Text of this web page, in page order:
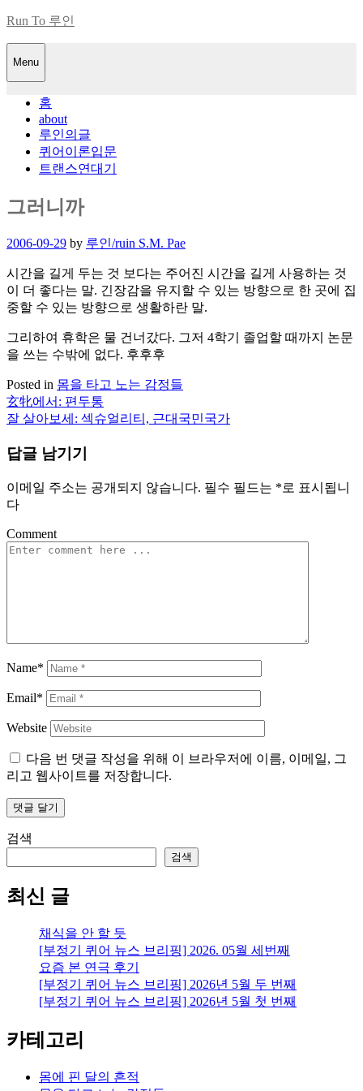
Skip
content
Run To 루인
Menu
홈
about
루인의글
퀴어이론입문
트랜스연대기
그러니까
Posted
2006-09-29 by 루인/ruin S.M. Pae
시간을 길게 두는 것 보다는 주어진 시간을 길게 사용하는 것
이 더 좋다는 말. 긴장감을 유지할 수 있는 방향으로 한 곳에 집
중할 수 있는 방향으로 생활하란 말.
그리하여 휴학은 물 건너갔다. 그저 4학기 졸업할 때까지 논문
을 쓰는 수밖에 없다. 후후후
Posted in 몸을 타고 노는 감정들
글
색
玄牝에서: 편두통
잘 살아보세: 섹슈얼리티, 근대국민국가
답글 남기기
이메일 주소는 공개되지 않습니다. 필수 필드는 *로 표시됩니
다
Comment
Name*
Email*
Website
다음 번 댓글 작성을 위해 이 브라우저에 이름, 이메일, 그
리고 웹사이트를 저장합니다.
검색
검색
최신 글
채식을 안 할 듯
[부정기 퀴어 뉴스 브리핑] 2026. 05월 세번째
요즘 본 연극 후기
[부정기 퀴어 뉴스 브리핑] 2026년 5월 두 번째
[부정기 퀴어 뉴스 브리핑] 2026년 5월 첫 번째
카테고리
몸에 핀 달의 흔적